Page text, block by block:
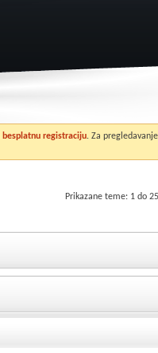
besplatnu registraciju. Za
Prikazane teme: 1 do